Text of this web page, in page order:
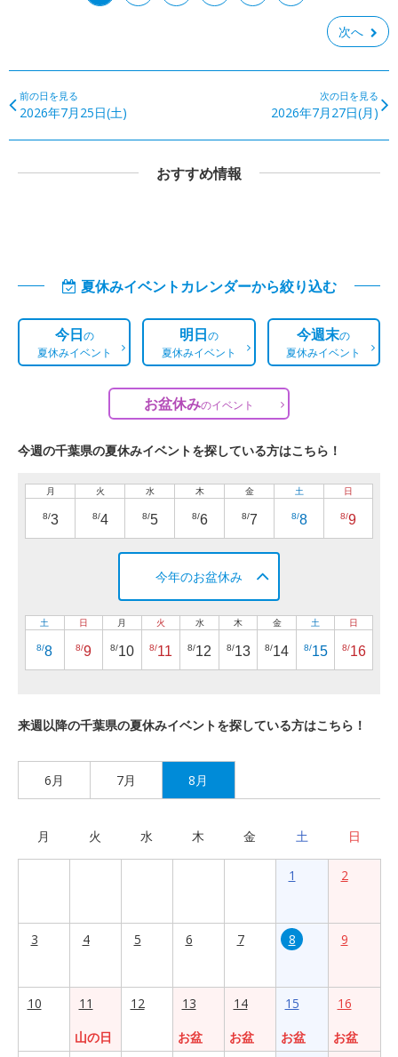
次へ
前の日を見る
2026年7月25日(土)
次の日を見る
2026年7月27日(月)
おすすめ情報
夏休みイベントカレンダーから絞り込む
今日の
夏休みイベント
明日の
夏休みイベント
今週末の
夏休みイベント
お盆休みのイベント
今週の千葉県の夏休みイベントを探している方はこちら！
月
8/3
火
8/4
水
8/5
木
8/6
金
8/7
土
8/8
日
8/9
今年のお盆休み
土
8/8
日
8/9
月
8/10
火
8/11
水
8/12
木
8/13
金
8/14
土
8/15
日
8/16
来週以降の千葉県の夏休みイベントを探している方はこちら！
6月 7月 8月
月 火 水 木 金 土 日
1 2
3 4 5 6 7 8 9
10
11
山の日
12
13
お盆
14
お盆
15
お盆
16
お盆